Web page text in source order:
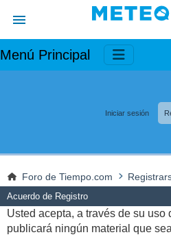
Menú Principal
Iniciar sesión
Foro de Tiempo.com
Acuerdo de Registro
Usted acepta, a través de su uso
publicará ningún material que